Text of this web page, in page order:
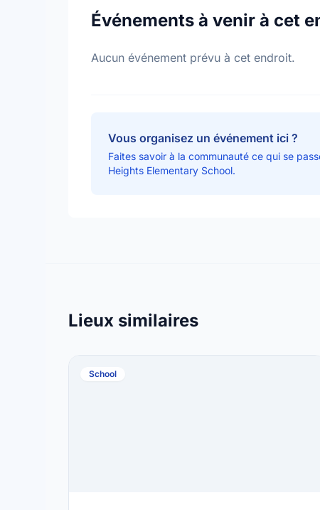
Événements à venir à cet
Aucun événement prévu à cet endroit.
Vous organisez un événement ici ?
Faites savoir à la communauté ce qui se
Heights Elementary School.
Lieux similaires
School